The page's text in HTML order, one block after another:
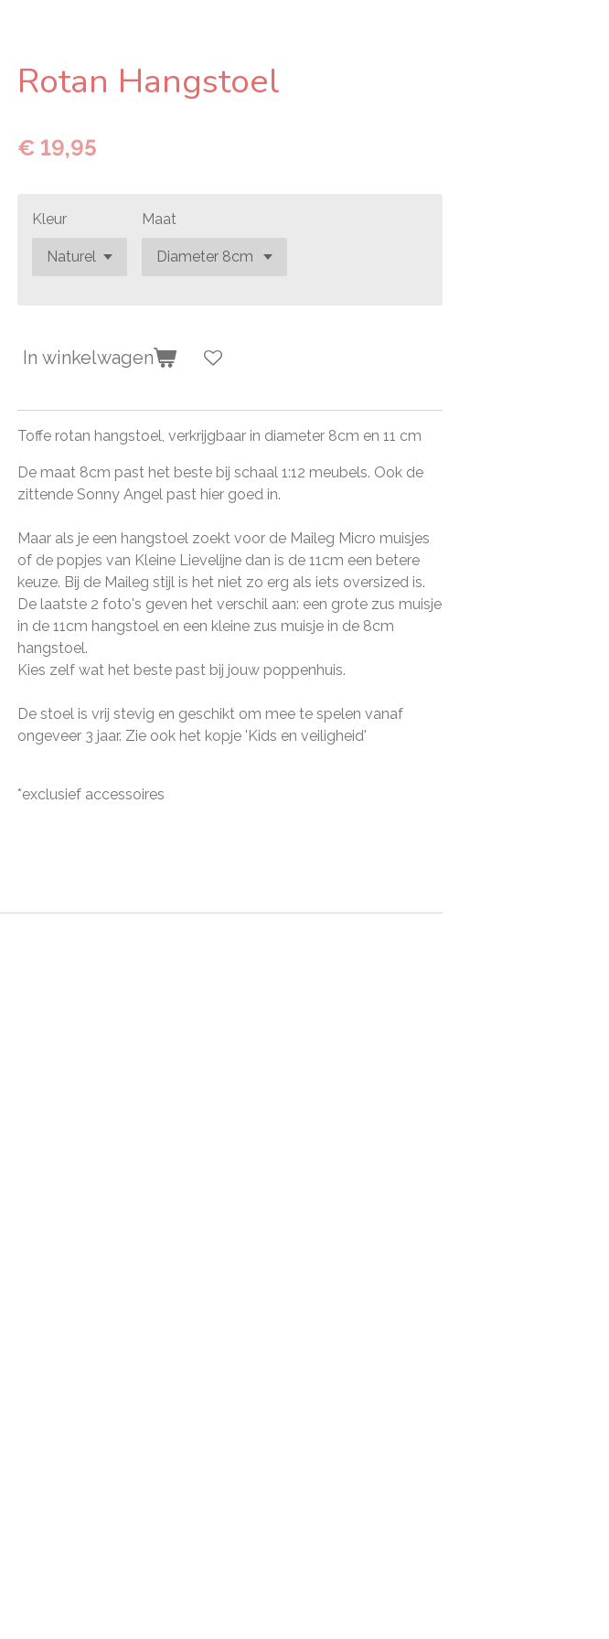
Rotan Hangstoel
€ 19,95
Kleur Maat
In winkelwagen
Toffe rotan hangstoel, verkrijgbaar in diameter 8cm en 11 cm
De maat 8cm past het beste bij schaal 1:12 meubels. Ook de
zittende Sonny Angel past hier goed in.
Maar als je een hangstoel zoekt voor de Maileg Micro muisjes
of de popjes van Kleine Lievelijne dan is de 11cm een betere
keuze. Bij de Maileg stijl is het niet zo erg als iets oversized is.
De laatste 2 foto's geven het verschil aan: een grote zus muisje
in de 11cm hangstoel en een kleine zus muisje in de 8cm
hangstoel.
Kies zelf wat het beste past bij jouw poppenhuis.
De stoel is vrij stevig en geschikt om mee te spelen vanaf
ongeveer 3 jaar. Zie ook het kopje 'Kids en veiligheid'
*exclusief accessoires